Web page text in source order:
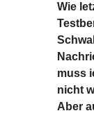
Wie
muss
nicht
Aber